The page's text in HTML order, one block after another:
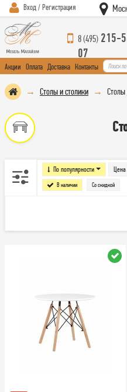
Вход / Регистрация
8 (495) 215-
07
Акции Оплата Доставка Контакты
Столы и столики Столы
По популярности Цена
В наличии Со скидкой